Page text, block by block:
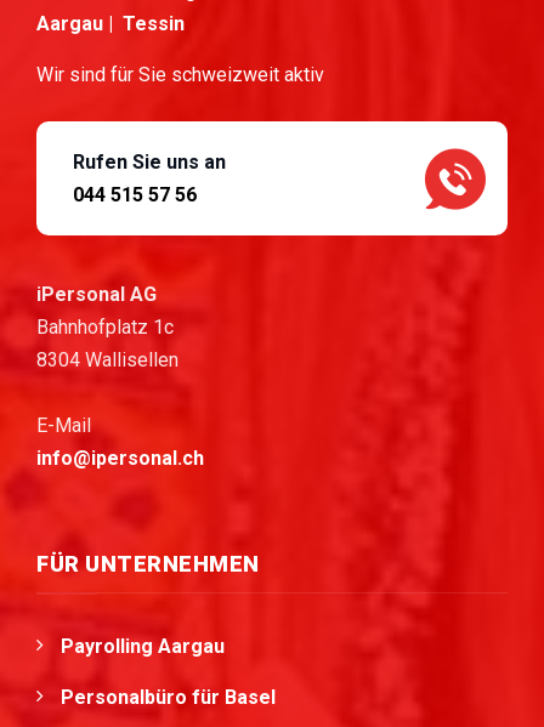
Aargau | Tessin
Wir sind für Sie schweizweit aktiv
Rufen Sie uns an
044 515 57 56
iPersonal AG
Bahnhofplatz 1c
8304 Wallisellen
E-Mail
info@ipersonal.ch
FÜR UNTERNEHMEN
Payrolling Aargau
Personalbüro für Basel